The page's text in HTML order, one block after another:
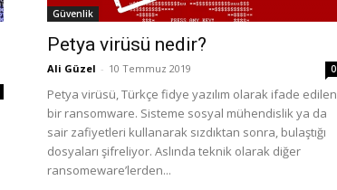
Güvenlik
Petya virüsü nedir?
Ali Güzel - 10 Temmuz 2019 0
Petya virüsü, Türkçe fidye yazılım olarak ifade edilen
bir ransomware. Sisteme sosyal mühendislik ya da
sair zafiyetleri kullanarak sızdıktan sonra, bulaştığı
dosyaları şifreliyor. Aslında teknik olarak diğer
ransomeware’lerden...